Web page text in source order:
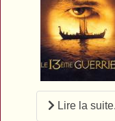
Lire la